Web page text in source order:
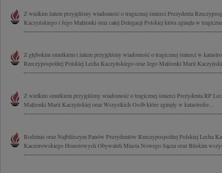
Z wielkim żalem przyjęliśmy wiadomość o tragicznej śmierci Prezydenta
Kaczyńskiego i Jego Małżonki oraz całej Delegacji Polskiej która zginęła w
Z głębokim smutkiem i żalem przyjęliśmy wiadomość o tragicznej śmierci w
Rzeczypospolitej Polskiej Lecha Kaczyńskiego oraz Jego Małżonki Marii
Z wielkim smutkiem przyjęliśmy wiadomość o tragicznej śmierci Prezydenta RP
Małżonki Marii Kaczyńskiej oraz Wszystkich Osób które zginęły w katastrofie...
Rodzinie oraz Najbliższym Panów Prezydentów Rzeczypospolitej Polskiej Lecha
Kaczorowskiego Honorowych Obywateli Miasta Nowego Sącza oraz Bliskim